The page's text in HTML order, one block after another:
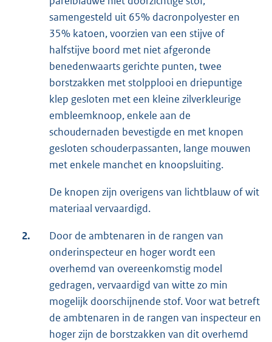
samengesteld uit 65% dacronpolyester en
35% katoen, voorzien van een stijve of
halfstijve boord met niet afgeronde
benedenwaarts gerichte punten, twee
borstzakken met stolpplooi en driepuntige
klep gesloten met een kleine zilverkleurige
embleemknoop, enkele aan de
schoudernaden bevestigde en met knopen
gesloten schouderpassanten, lange mouwen
met enkele manchet en knoopsluiting.
De knopen zijn overigens van lichtblauw of wit
materiaal vervaardigd.
2.
Door de ambtenaren in de rangen van
onderinspecteur en hoger wordt een
overhemd van overeenkomstig model
gedragen, vervaardigd van witte zo min
mogelijk doorschijnende stof. Voor wat betreft
de ambtenaren in de rangen van inspecteur en
hoger zijn de borstzakken van dit overhemd